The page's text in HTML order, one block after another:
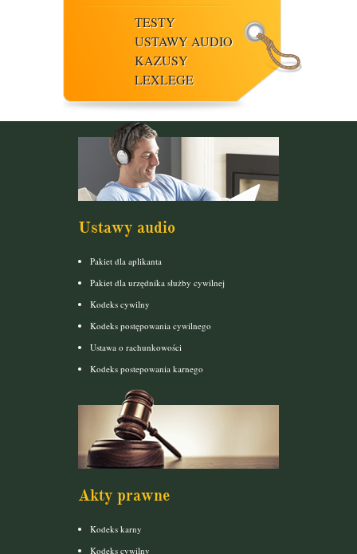
TESTY
USTAWY AUDIO
KAZUSY
LEXLEGE
Ustawy audio
Pakiet dla aplikanta
Pakiet dla urzędnika służby cywilnej
Kodeks cywilny
Kodeks postępowania cywilnego
Ustawa o rachunkowości
Kodeks postepowania karnego
Akty prawne
Kodeks karny
Kodeks cywilny